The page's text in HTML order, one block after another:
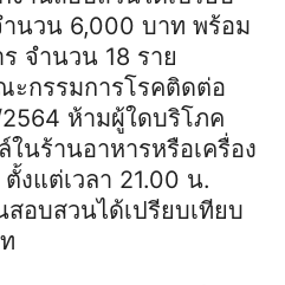
นวน 6,000 บาท พร้อม
จำนวน 18 ราย
ะกรรมการโรคติดต่อ
ห้ามผู้ใดบริโภค
นร้านอาหารหรือเครื่อง
งแต่เวลา 21.00 น.
อบสวนได้เปรียบเทียบ